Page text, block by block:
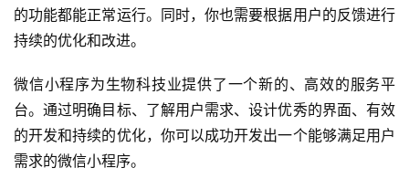
于
例
服
务
的功能都能正常运行。同时，你也需要根据用户的反馈进行
持续的优化和改进。
微信小程序为生物科技业提供了一个新的、高效的服务平
台。通过明确目标、了解用户需求、设计优秀的界面、有效
的开发和持续的优化，你可以成功开发出一个能够满足用户
需求的微信小程序。